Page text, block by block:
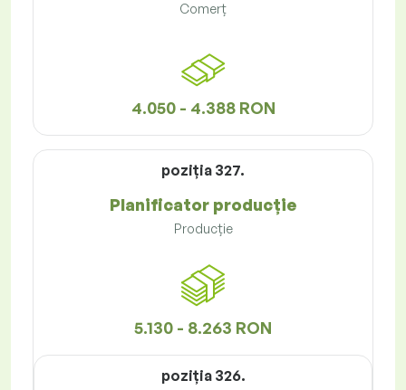
Comerț
4.050 - 4.388 RON
poziţia 327.
Planificator producție
Producție
5.130 - 8.263 RON
poziţia 326.